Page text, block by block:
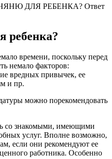
ДЛЯ РЕБЕНКА? Ответ
ребенка?
времени, поскольку перед
немало факторов:
вредных привычек, ее
и пр.
можно порекомендовать
со знакомыми, имеющими
услуг. Вполне возможно,
если они рекомендуют ее
работника. Особенно